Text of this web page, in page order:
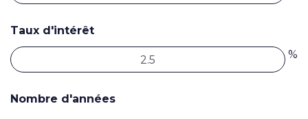
Taux d'intérêt
%
Nombre d'années